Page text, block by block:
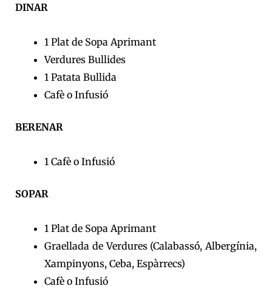
DINAR
1 Plat de Sopa Aprimant
Verdures Bullides
1 Patata Bullida
Cafè o Infusió
BERENAR
1 Cafè o Infusió
SOPAR
1 Plat de Sopa Aprimant
Graellada de Verdures (Calabassó, Albergínia,
Xampinyons, Ceba, Espàrrecs)
Cafè o Infusió